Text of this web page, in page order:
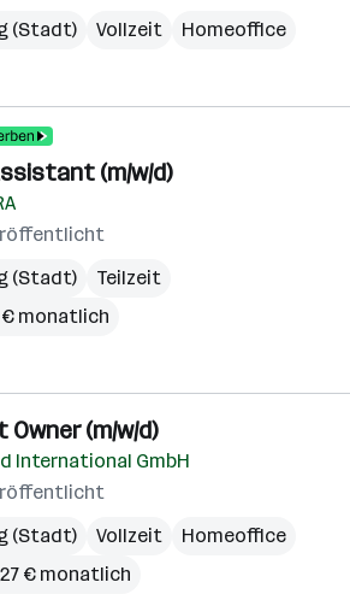
(Stadt)
Vollzeit Homeoffice
(m/w/d)
(Stadt)
Teilzeit
€ monatlich
Owner (m/w/d)
International GmbH
(Stadt)
Vollzeit
Homeoffice
€ monatlich